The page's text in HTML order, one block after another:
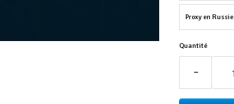
Proxy en Russie
Quantité
−